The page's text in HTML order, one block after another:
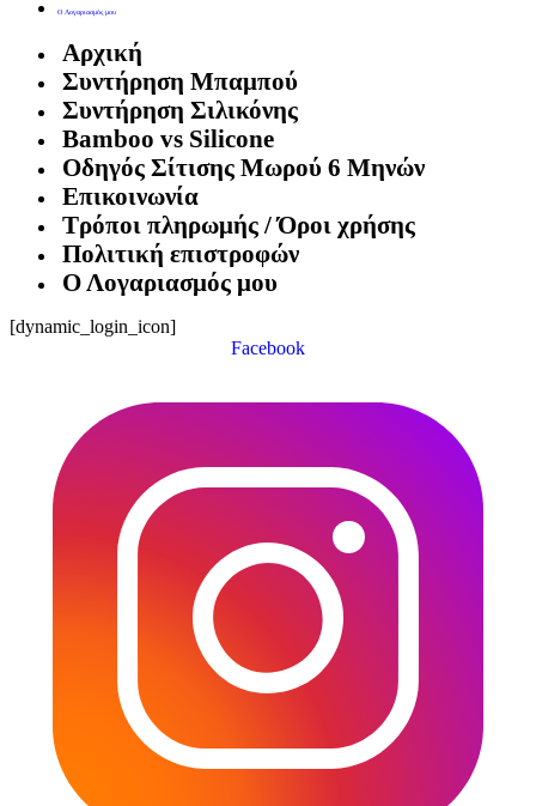
Ο Λογαριασμός μου
Αρχική
Συντήρηση Μπαμπού
Συντήρηση Σιλικόνης
Bamboo vs Silicone
Οδηγός Σίτισης Μωρού 6 Μηνών
Επικοινωνία
Τρόποι πληρωμής / Όροι χρήσης
Πολιτική επιστροφών
Ο Λογαριασμός μου
[dynamic_login_icon]
Facebook